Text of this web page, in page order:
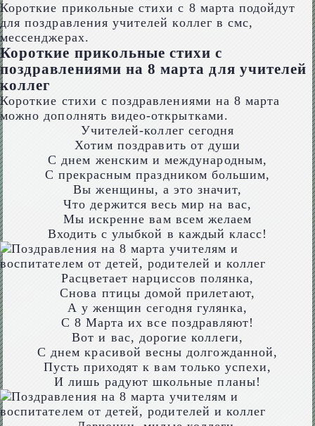
Короткие прикольные стихи с 8 марта подойдут
для поздравления учителей коллег в смс,
мессенджерах.
Короткие прикольные стихи с
поздравлениями на 8 марта для учителей
коллег
Короткие стихи с поздравлениями на 8 марта
можно дополнять видео-открытками.
Учителей-коллег сегодня
Хотим поздравить от души
С днем женским и международным,
С прекрасным праздником большим,
Вы женщины, а это значит,
Что держится весь мир на вас,
Мы искренне вам всем желаем
Входить с улыбкой в каждый класс!
Расцветает нарциссов полянка,
Снова птицы домой прилетают,
А у женщин сегодня гулянка,
С 8 Марта их все поздравляют!
Вот и вас, дорогие коллеги,
С днем красивой весны долгожданной,
Пусть приходят к вам только успехи,
И лишь радуют школьные планы!